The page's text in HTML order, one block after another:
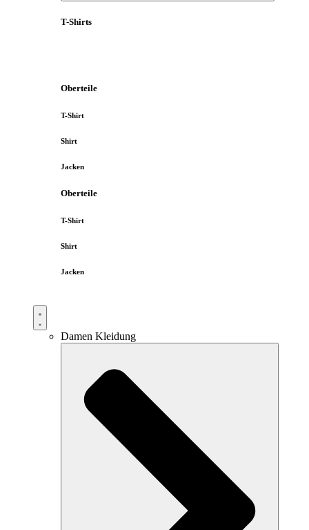
T-Shirts
Oberteile
T-Shirt
Shirt
Jacken
Oberteile
T-Shirt
Shirt
Jacken
Damen Kleidung